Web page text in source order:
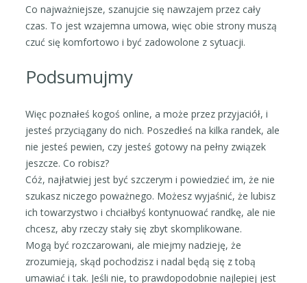
Co najważniejsze, szanujcie się nawzajem przez cały
czas. To jest wzajemna umowa, więc obie strony muszą
czuć się komfortowo i być zadowolone z sytuacji.
Podsumujmy
Więc poznałeś kogoś online, a może przez przyjaciół, i
jesteś przyciągany do nich. Poszedłeś na kilka randek, ale
nie jesteś pewien, czy jesteś gotowy na pełny związek
jeszcze. Co robisz?
Cóż, najłatwiej jest być szczerym i powiedzieć im, że nie
szukasz niczego poważnego. Możesz wyjaśnić, że lubisz
ich towarzystwo i chciałbyś kontynuować randkę, ale nie
chcesz, aby rzeczy stały się zbyt skomplikowane.
Mogą być rozczarowani, ale miejmy nadzieję, że
zrozumieją, skąd pochodzisz i nadal będą się z tobą
umawiać i tak. Jeśli nie, to prawdopodobnie najlepiej jest